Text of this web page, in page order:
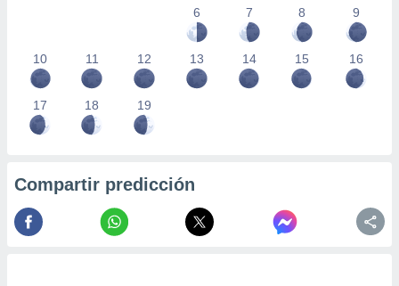
6
7 8 9
10 11 12 13 14 15 16
17 18 19
Compartir predicción